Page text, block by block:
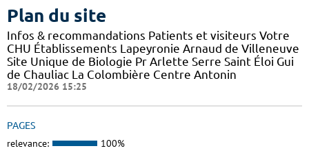
Plan du site
Infos & recommandations Patients et visiteurs Votre
CHU Établissements Lapeyronie Arnaud de Villeneuve
Site Unique de Biologie Pr Arlette Serre Saint Éloi Gui
de Chauliac La Colombière Centre Antonin
18/02/2026 15:25
PAGES
relevance: 100%